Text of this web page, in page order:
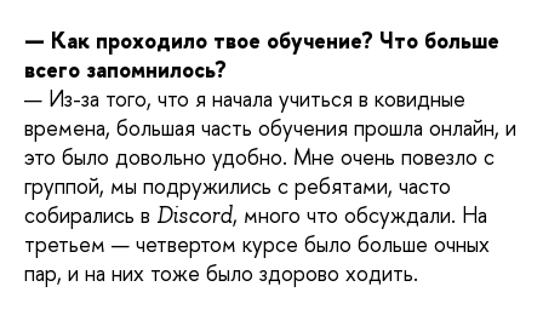
— Как проходило твое обучение? Что больше
всего запомнилось?
— Из-за того, что я начала учиться в ковидные
времена, большая часть обучения прошла онлайн, и
это было довольно удобно. Мне очень повезло с
группой, мы подружились с ребятами, часто
собирались в Discord, много что обсуждали. На
третьем — четвертом курсе было больше очных
пар, и на них тоже было здорово ходить.